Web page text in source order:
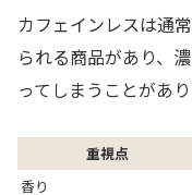
カフェインレスは通
られる商品があり、
ってしまうことがあり
重視点
香り